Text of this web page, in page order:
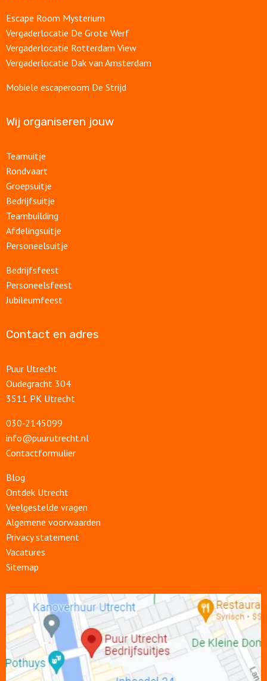
Escape Room Mysterium
Vergaderlocatie De Grote Werf
Vergaderlocatie Rotterdam View
Vergaderlocatie Dak van Amsterdam
Mobiele escaperoom De Strijd
Wij organiseren jouw
Teamuitje
Rondvaart
Groepsuitje
Bedrijfsuitje
Teambuilding
Afdelingsuitje
Personeelsuitje
Bedrijfsfeest
Personeelsfeest
Jubileumfeest
Contact en adres
Puur Utrecht
Oudegracht 304
3511 PK Utrecht
030‑2145099
info@puurutrecht.nl
Contactformulier
Blog
Ontdek Utrecht
Veelgestelde vragen
Algemene voorwaarden
Privacy statement
Vacatures
Sitemap
link